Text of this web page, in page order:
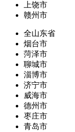
上饶市
赣州市
全山东省
烟台市
菏泽市
聊城市
淄博市
济宁市
威海市
德州市
枣庄市
青岛市